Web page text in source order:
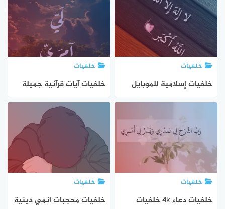
خلفيات
خلفيات إسلامية للموبايل
بجودة عالية 4k
خلفيات
خلفيات آيات قرآنية جميلة
للموبايل 4K
خلفيات
خلفيات دعاء 4k خلفيات
خلفيات
خلفيات محجبات انمي دينية